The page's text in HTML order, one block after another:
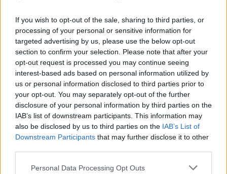
If you wish to opt-out of the sale, sharing to third parties, or
processing of your personal or sensitive information for
targeted advertising by us, please use the below opt-out
section to confirm your selection. Please note that after your
opt-out request is processed you may continue seeing
interest-based ads based on personal information utilized by
us or personal information disclosed to third parties prior to
your opt-out. You may separately opt-out of the further
disclosure of your personal information by third parties on the
IAB’s list of downstream participants. This information may
also be disclosed by us to third parties on the IAB’s List of
Downstream Participants that may further disclose it to other
Personal Data Processing Opt Outs
Η Ηλιάνα
Παπαγεωργίου
αποκάλυψε τι θα
ήθελε να κάνει στην
τηλεόραση
Σοκ! Διάσημη
Βρετανίδα και
πρώην κορίτσι του
πρίγκιπα Harry
αυτοκτόνησε